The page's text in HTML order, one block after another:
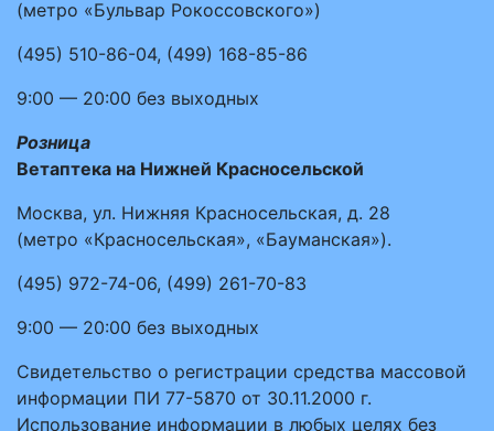
(метро «Бульвар Рокоссовского»)
(495) 510-86-04, (499) 168-85-86
9:00 — 20:00 без выходных
Розница
Ветаптека на Нижней Красносельской
Москва, ул. Нижняя Красносельская, д. 28
(метро «Красносельская», «Бауманская»).
(495) 972-74-06, (499) 261-70-83
9:00 — 20:00 без выходных
Свидетельство о регистрации средства массовой
информации ПИ 77-5870 от 30.11.2000 г.
Использование информации в любых целях без